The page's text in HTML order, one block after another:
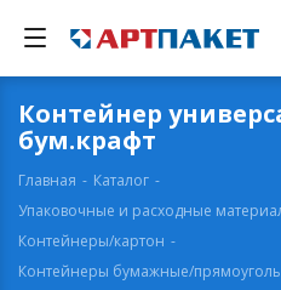
Контейнер
бум.крафт
Главная - Каталог -
Упаковочные и расходные
Контейнеры/картон -
Контейнеры бумажные/